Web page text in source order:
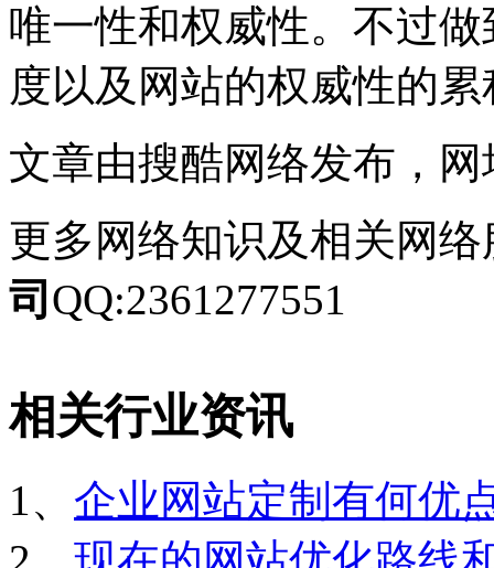
唯一性和权威性。不过
度以及网站的权威性的
文章由搜酷网络发布，网
更多网络知识及相关网
司 QQ:2361277551
相关行业资讯
1、 企业网站定制有何优